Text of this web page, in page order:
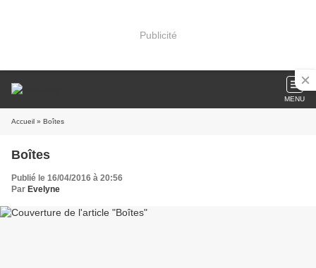
Publicité
MENU
Accueil » Boîtes
Boîtes
Publié le 16/04/2016 à 20:56
Par Evelyne